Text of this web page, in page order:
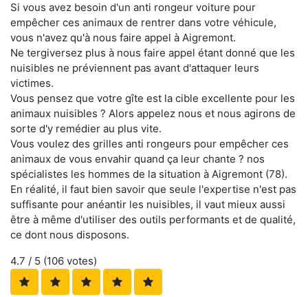
Si vous avez besoin d'un anti rongeur voiture pour
empêcher ces animaux de rentrer dans votre véhicule,
vous n'avez qu'à nous faire appel à Aigremont.
Ne tergiversez plus à nous faire appel étant donné que les
nuisibles ne préviennent pas avant d'attaquer leurs
victimes.
Vous pensez que votre gîte est la cible excellente pour les
animaux nuisibles ? Alors appelez nous et nous agirons de
sorte d'y remédier au plus vite.
Vous voulez des grilles anti rongeurs pour empêcher ces
animaux de vous envahir quand ça leur chante ? nos
spécialistes les hommes de la situation à Aigremont (78).
En réalité, il faut bien savoir que seule l'expertise n'est pas
suffisante pour anéantir les nuisibles, il vaut mieux aussi
être à même d'utiliser des outils performants et de qualité,
ce dont nous disposons.
4.7 / 5 (106 votes)